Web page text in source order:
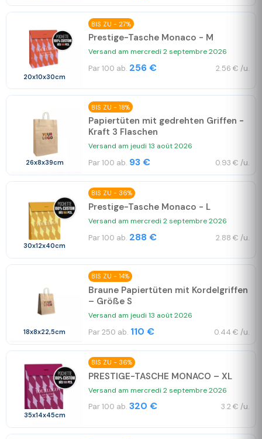
20x10x30cm
BIS ZU - 27%
Prestige-Tasche Monaco - M
Versand am mercredi 2 septembre 2026
Par 100 ab. 256 € 2.56 € /u.
26x8x39cm
BIS ZU - 18%
Papiertüten mit gedrehten Griffen -
Kraft 3 Flaschen
Versand am jeudi 13 août 2026
Par 100 ab. 93 € 0.93 € /u.
30x12x40cm
BIS ZU - 36%
Prestige-Tasche Monaco - L
Versand am mercredi 2 septembre 2026
Par 100 ab. 288 € 2.88 € /u.
18x8x22,5cm
BIS ZU - 14%
Braune Papiertüten mit Kordelgriffen
– Größe S
Versand am jeudi 13 août 2026
Par 250 ab. 110 € 0.44 € /u.
35x14x45cm
BIS ZU - 36%
PRESTIGE-TASCHE MONACO – XL
Versand am mercredi 2 septembre 2026
Par 100 ab. 320 € 3.2 € /u.